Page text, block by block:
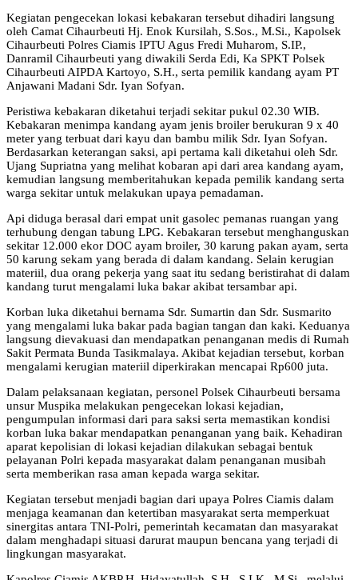
Kegiatan pengecekan lokasi kebakaran tersebut dihadiri langsung
oleh Camat Cihaurbeuti Hj. Enok Kursilah, S.Sos., M.Si., Kapolsek
Cihaurbeuti Polres Ciamis IPTU Agus Fredi Muharom, S.IP.,
Danramil Cihaurbeuti yang diwakili Serda Edi, Ka SPKT Polsek
Cihaurbeuti AIPDA Kartoyo, S.H., serta pemilik kandang ayam PT
Anjawani Madani Sdr. Iyan Sofyan.
Peristiwa kebakaran diketahui terjadi sekitar pukul 02.30 WIB.
Kebakaran menimpa kandang ayam jenis broiler berukuran 9 x 40
meter yang terbuat dari kayu dan bambu milik Sdr. Iyan Sofyan.
Berdasarkan keterangan saksi, api pertama kali diketahui oleh Sdr.
Ujang Supriatna yang melihat kobaran api dari area kandang ayam,
kemudian langsung memberitahukan kepada pemilik kandang serta
warga sekitar untuk melakukan upaya pemadaman.
Api diduga berasal dari empat unit gasolec pemanas ruangan yang
terhubung dengan tabung LPG. Kebakaran tersebut menghanguskan
sekitar 12.000 ekor DOC ayam broiler, 30 karung pakan ayam, serta
50 karung sekam yang berada di dalam kandang. Selain kerugian
materiil, dua orang pekerja yang saat itu sedang beristirahat di dalam
kandang turut mengalami luka bakar akibat tersambar api.
Korban luka diketahui bernama Sdr. Sumartin dan Sdr. Susmarito
yang mengalami luka bakar pada bagian tangan dan kaki. Keduanya
langsung dievakuasi dan mendapatkan penanganan medis di Rumah
Sakit Permata Bunda Tasikmalaya. Akibat kejadian tersebut, korban
mengalami kerugian materiil diperkirakan mencapai Rp600 juta.
Dalam pelaksanaan kegiatan, personel Polsek Cihaurbeuti bersama
unsur Muspika melakukan pengecekan lokasi kejadian,
pengumpulan informasi dari para saksi serta memastikan kondisi
korban luka bakar mendapatkan penanganan yang baik. Kehadiran
aparat kepolisian di lokasi kejadian dilakukan sebagai bentuk
pelayanan Polri kepada masyarakat dalam penanganan musibah
serta memberikan rasa aman kepada warga sekitar.
Kegiatan tersebut menjadi bagian dari upaya Polres Ciamis dalam
menjaga keamanan dan ketertiban masyarakat serta memperkuat
sinergitas antara TNI-Polri, pemerintah kecamatan dan masyarakat
dalam menghadapi situasi darurat maupun bencana yang terjadi di
lingkungan masyarakat.